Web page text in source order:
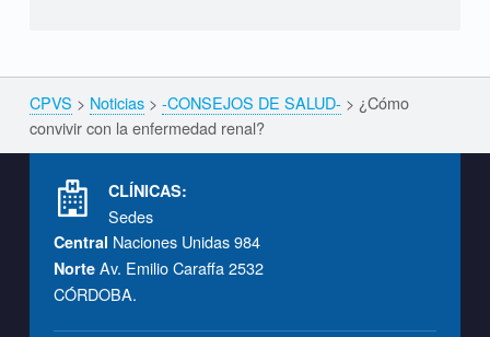
Breadcrumbs navigation
CPVS > Noticias> -CONSEJOS DE SALUD- > ¿Cómo
convivir con la enfermedad renal?
CLÍNICAS:
Sedes
Central Naciones Unidas 984
Norte Av. Emilio Caraffa 2532
CÓRDOBA.